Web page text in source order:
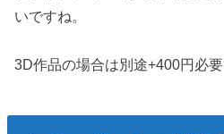
いですね。
3D作品の場合は別途+400円必要